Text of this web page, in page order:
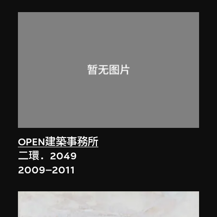
OPEN建築事務所
二環．2049
2009–2011